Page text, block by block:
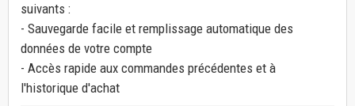
suivants :
- Sauvegarde facile et remplissage automatique des
données de votre compte
- Accès rapide aux commandes précédentes et à
l'historique d'achat